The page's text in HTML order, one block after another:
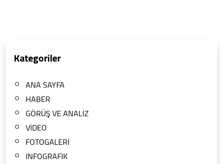
Kategoriler
ANA SAYFA
HABER
GÖRÜŞ VE ANALİZ
VİDEO
FOTOGALERİ
INFOGRAFIK